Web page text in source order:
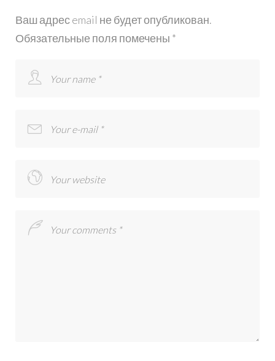
Ваш адрес email не будет опубликован.
Обязательные поля помечены *